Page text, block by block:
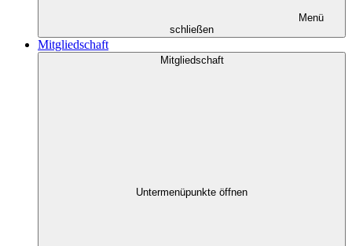
Menü
schließen
Mitgliedschaft
Mitgliedschaft
Untermenüpunkte öffnen